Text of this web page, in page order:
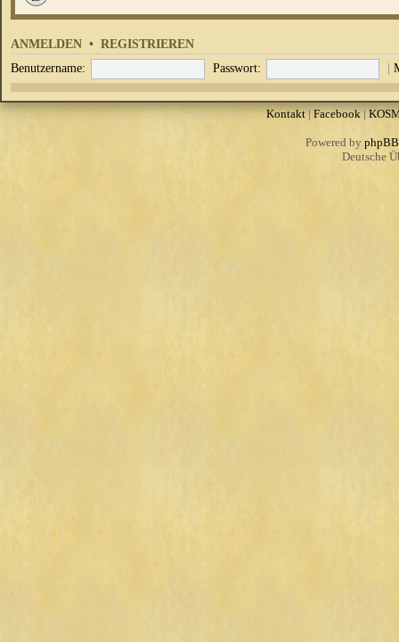
ANMELDEN • REGISTRIEREN
Benutzername: Passwort: |
Kontakt| Facebook|
Powered by phpBB
Deutsche